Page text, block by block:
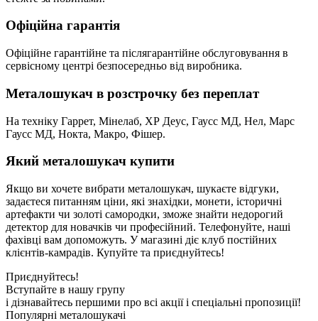
Офіційна гарантія
Офіційне гарантійне та післягарантійне обслуговування в
сервісному центрі безпосередньо від виробника.
Металошукач в розстрочку без переплат
На техніку Гаррет, Мінелаб, ХР Деус, Гаусс МД, Нел, Марс
Гаусс МД, Нокта, Макро, Фішер.
Який металошукач купити
Якщо ви хочете вибрати металошукач, шукаєте відгуки,
задаєтеся питанням ціни, які знахідки, монети, історичні
артефакти чи золоті самородки, зможе знайти недорогий
детектор для новачків чи професійний. Телефонуйте, наші
фахівці вам допоможуть. У магазині діє клуб постійних
клієнтів-камрадів. Купуйте та приєднуйтесь!
Приєднуйтесь!
Вступайте в нашу групу
і дізнавайтесь першими про всі акції і спеціальні пропозиції!
Популярні металошукачі